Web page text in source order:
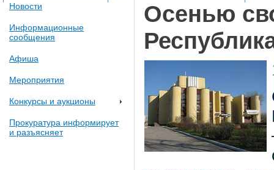
Новости
Информационные
сообщения
Афиша
Мероприятия
Конкурсы и аукционы
Прокуратура информирует
и разъясняет
Осенью